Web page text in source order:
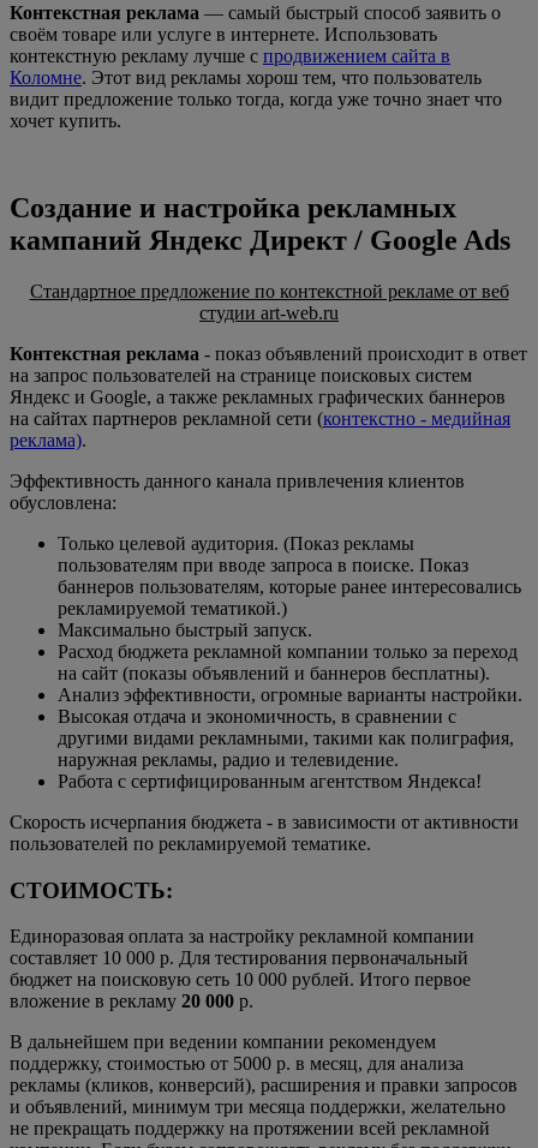
Контекстная реклама — самый быстрый способ заявить о
своём товаре или услуге в интернете. Использовать
контекстную рекламу лучше с продвижением сайта в
Коломне. Этот вид рекламы хорош тем, что пользователь
видит предложение только тогда, когда уже точно знает что
хочет купить.
Создание и настройка рекламных
кампаний Яндекс Директ / Google Ads
Стандартное предложение по контекстной рекламе от веб
студии art-web.ru
Контекстная реклама - показ объявлений происходит в ответ
на запрос пользователей на странице поисковых систем
Яндекс и Google, а также рекламных графических баннеров
на сайтах партнеров рекламной сети (контекстно - медийная
реклама).
Эффективность данного канала привлечения клиентов
обусловлена:
Только целевой аудитория. (Показ рекламы
пользователям при вводе запроса в поиске. Показ
баннеров пользователям, которые ранее интересовались
рекламируемой тематикой.)
Максимально быстрый запуск.
Расход бюджета рекламной компании только за переход
на сайт (показы объявлений и баннеров бесплатны).
Анализ эффективности, огромные варианты настройки.
Высокая отдача и экономичность, в сравнении с
другими видами рекламными, такими как полиграфия,
наружная рекламы, радио и телевидение.
Работа с сертифицированным агентством Яндекса!
Скорость исчерпания бюджета - в зависимости от активности
пользователей по рекламируемой тематике.
СТОИМОСТЬ:
Единоразовая оплата за настройку рекламной компании
составляет 10 000 р. Для тестирования первоначальный
бюджет на поисковую сеть 10 000 рублей. Итого первое
вложение в рекламу 20 000 р.
В дальнейшем при ведении компании рекомендуем
поддержку, стоимостью от 5000 р. в месяц, для анализа
рекламы (кликов, конверсий), расширения и правки запросов
и объявлений, минимум три месяца поддержки, желательно
не прекращать поддержку на протяжении всей рекламной